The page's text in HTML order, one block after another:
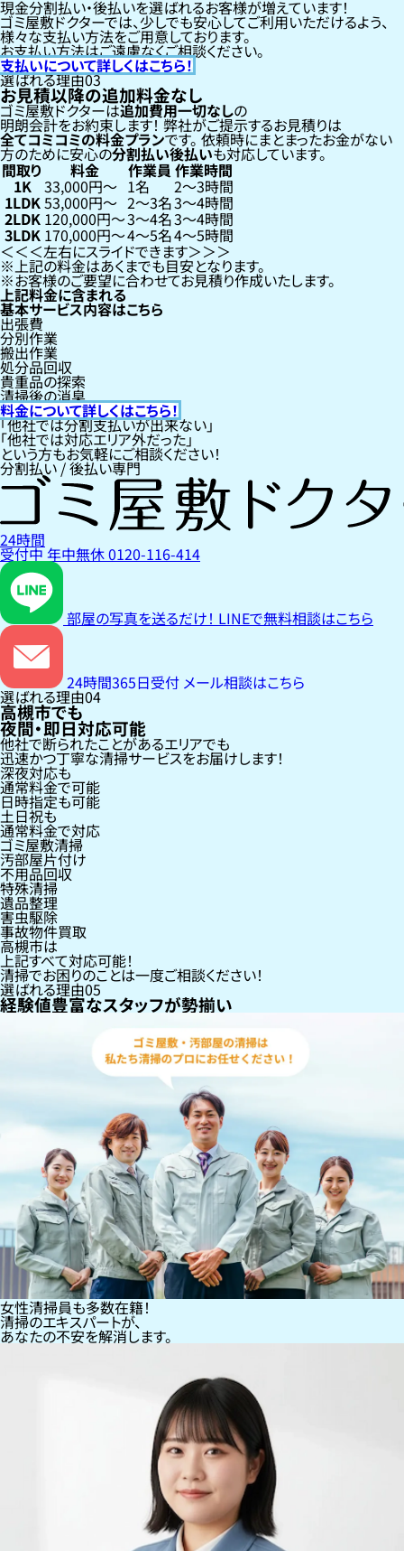
現金分割払い・後払いを選ばれるお客様が増えています！
ゴミ屋敷ドクターでは、少しでも安心してご利用いただけるよう、
様々な支払い方法をご用意しております。
お支払い方法はご遠慮なくご相談ください。
支払いについて詳しくはこちら！
選ばれる理由03
お見積以降の追加料金なし
ゴミ屋敷ドクターは追加費用一切なしの
明朗会計をお約束します！弊社がご提示するお見積りは
全てコミコミの料金プランです。依頼時にまとまったお金がない
方のために安心の分割払い後払いも対応しています。
間取り 料金 作業員 作業時間
1K 33,000円〜 1名 2〜3時間
1LDK53,000円〜 2〜3名3〜4時間
2LDK 120,000円〜3〜4名3〜4時間
3LDK 170,000円〜4〜5名4〜5時間
左右にスライドできます
上記の料金はあくまでも目安となります。
お客様のご要望に合わせてお見積り作成いたします。
上記料金に含まれる
基本サービス内容はこちら
出張費
分別作業
搬出作業
処分品回収
貴重品の探索
清掃後の消臭
料金について詳しくはこちら！
「他社では分割支払いが出来ない」
「他社では対応エリア外だった」
という方もお気軽にご相談ください！
分割払い / 後払い専門
24時間
受付中年中無休0120-116-414
部屋の写真を送るだけ！ LINEで無料相談はこちら
24時間365日受付 メール相談はこちら
選ばれる理由04
高槻市でも
夜間・即日対応可能
他社で断られたことがあるエリアでも
迅速かつ丁寧な清掃サービスをお届けします！
深夜対応も
通常料金で可能
日時指定も可能
土日祝も
通常料金で対応
ゴミ屋敷清掃
汚部屋片付け
不用品回収
特殊清掃
遺品整理
害虫駆除
事故物件買取
高槻市は
上記すべて対応可能！
清掃でお困りのことは一度ご相談ください！
選ばれる理由05
経験値豊富なスタッフが勢揃い
女性清掃員も多数在籍！
清掃のエキスパートが、
あなたの不安を解消します。